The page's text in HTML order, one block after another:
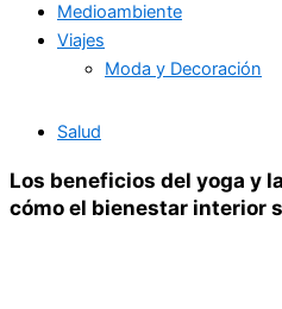
Medioambiente
Viajes
Moda y Decoración
Salud
Los beneficios del yoga y
cómo el bienestar interior